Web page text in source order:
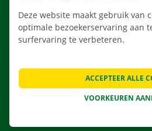
CONTACTEER
NIEUWS
Deze website maakt gebruik van
optimale bezoekerservaring aan
surfervaring te verbeteren.
VOORKEUREN
ACCEPTEER ALLE